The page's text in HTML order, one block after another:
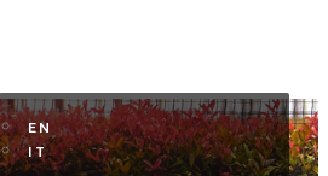
EN
IT